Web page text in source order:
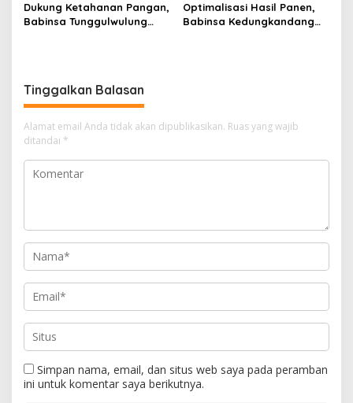
Dukung Ketahanan Pangan,
Babinsa Tunggulwulung
Optimalisasi Hasil Panen,
Babinsa Kedungkandang
Tinggalkan Balasan
Alamat email Anda tidak akan dipublikasikan. Ruas yang wajib
ditandai *
Simpan nama, email, dan situs web saya pada peramban
ini untuk komentar saya berikutnya.